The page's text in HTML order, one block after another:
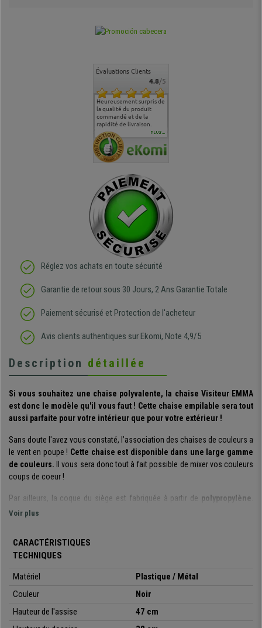
Évaluations Clients
4.8/5
Heureusement surpris de
la qualité du produit
commandé et de la
rapidité de livraison.
de l'aménagement et ne
regrette pas mon achat.
PLUS...
Réglez vos achats en toute sécurité
Garantie de retour sous 30 Jours, 2 Ans Garantie Totale
Paiement sécurisé et Protection de l'acheteur
Avis clients authentiques sur Ekomi, Note 4,9/5
Description détaillée
Si vous souhaitez une chaise polyvalente, la chaise Visiteur EMMA
est donc le modèle qu'il vous faut ! Cette chaise empilable sera tout
aussi parfaite pour votre intérieur que pour votre extérieur !
Sans doute l'avez vous constaté, l’association des chaises de couleurs a
le vent en poupe ! Cette chaise est disponible dans une large gamme
de couleurs. Il vous sera donc tout à fait possible de mixer vos couleurs
coups de coeur !
Par ailleurs, la coque du siège est fabriquée à partir de polypropylène
Cette résine thermoplastique est robuste, résistante aux UV et aux
manger.
une grande durabilité et supporte un poids de120 kg. Par ailleurs, les 4
protecteurs de sol empêchent d'endommager par exemple le sol de
rayures.
Voir plus
CARACTÉRISTIQUES
TECHNIQUES
Matériel
Plastique / Métal
Couleur
Noir
Hauteur de l'assise
47 cm